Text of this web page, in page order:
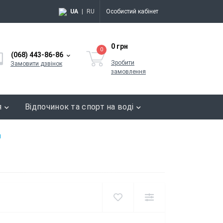
UA RU Особистий кабінет
(068) 443-86-86
Замовити дзвінок
0 0 грн
Зробити
замовлення
Відпочинок та спорт на воді